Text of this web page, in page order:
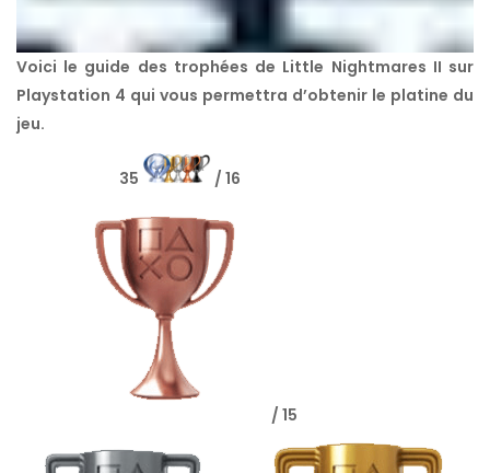
Voici le guide des trophées de Little Nightmares II sur
Playstation 4 qui vous permettra d’obtenir le platine du
jeu.
35 / 16
/ 15